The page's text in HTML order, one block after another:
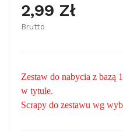
2,99 Zł
Brutto
Zestaw do nabycia z bazą
w tytule.
Scrapy do zestawu wg